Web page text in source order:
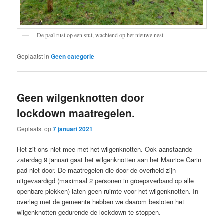
De paal rust op een stut, wachtend op het nieuwe nest.
Geplaatst in Geen categorie
Geen wilgenknotten door
lockdown maatregelen.
Geplaatst op7 januari 2021
Het zit ons niet mee met het wilgenknotten. Ook aanstaande
zaterdag 9 januari gaat het wilgenknotten aan het Maurice Garin
pad niet door. De maatregelen die door de overheid zijn
uitgevaardigd (maximaal 2 personen in groepsverband op alle
openbare plekken) laten geen ruimte voor het wilgenknotten. In
overleg met de gemeente hebben we daarom besloten het
wilgenknotten gedurende de lockdown te stoppen.